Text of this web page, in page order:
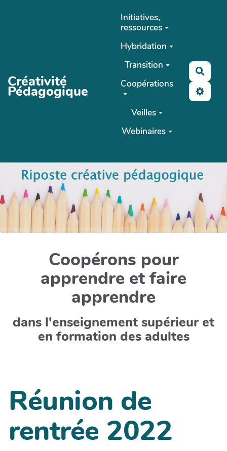
Créativité
Pédagogique
Initiatives,
ressources
Hybridation
Transition
Coopérations
Veilles
Webinaires
Coopérons pour
apprendre et faire
apprendre
dans l'enseignement supérieur et
en formation des adultes
Réunion de
rentrée 2022